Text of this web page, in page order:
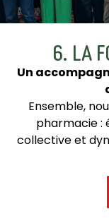
6. LA
Un
Ensemble,
pharmacie :
collective et